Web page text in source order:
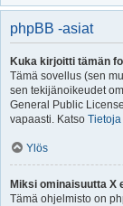
phpBB -asiat
Kuka kirjoitti tämän
Tämä sovellus (sen
sen tekijänoikeudet
General Public
vapaasti. Katso
Ylös
Miksi ominaisuutta X
Tämä ohjelmisto on